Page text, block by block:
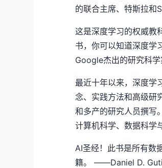
的联合主席、特斯拉和
这是深度学习的权威教
书，你可以知道深度学
Google杰出的研究科
最近十年以来，深度学
念、实践方法和高级研
和多产的研究人员撰
计算机科学、数据科学
AI圣经！此书是所有数
籍。 ——Daniel D.